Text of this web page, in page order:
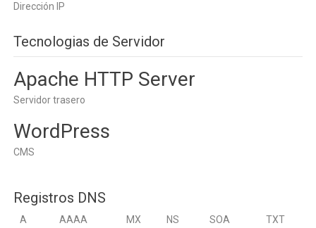
Dirección IP
Tecnologias de Servidor
Apache HTTP Server
Servidor trasero
WordPress
CMS
Registros DNS
A AAAA MX NS SOA TXT